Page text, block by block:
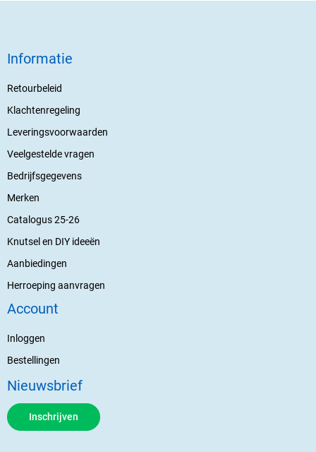
Informatie
Retourbeleid
Klachtenregeling
Leveringsvoorwaarden
Veelgestelde vragen
Bedrijfsgegevens
Merken
Catalogus 25-26
Knutsel en DIY ideeën
Aanbiedingen
Herroeping aanvragen
Account
Inloggen
Bestellingen
Nieuwsbrief
Inschrijven